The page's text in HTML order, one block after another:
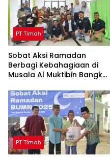
PT Timah
Sobat Aksi Ramadan
Berbagi Kebahagiaan di
Musala Al Muktibin Bangka
dan Piatu
PT Timah